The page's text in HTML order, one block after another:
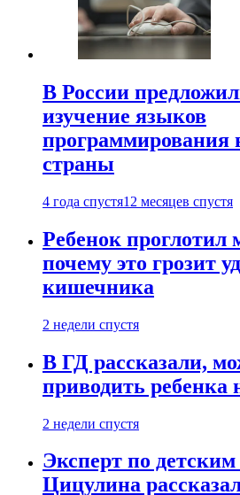
В России
изучение языков
программирования
страны
4 года спустя12 месяцев спустя
Ребенок проглотил
почему это грозит
кишечника
2 недели спустя
В ГД рассказали,
приводить ребенка
2 недели спустя
Эксперт по
Цицулина